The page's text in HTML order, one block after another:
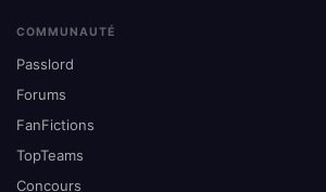
COMMUNAUTÉ
Passlord
Forums
FanFictions
TopTeams
Concours